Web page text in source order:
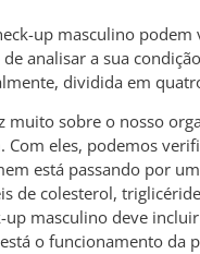
up masculino
analisar a sua
dividida em
muito sobre o nosso
eles, podemos
está passando por
de colesterol,
masculino deve
o funcionamento da